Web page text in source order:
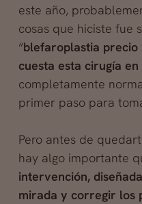
este año,
cosas que hiciste fue
“blefaroplastia precio
cuesta esta cirugía en
completamente
primer paso para
Pero antes de
hay algo importante
intervención,
mirada y corregir los